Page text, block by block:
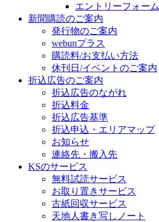
エントリーフォーム
新聞購読のご案内
発行物のご案内
webunプラス
購読料/お支払い方法
休刊日/イベントのご案内
折込広告のご案内
折込広告のながれ
折込料金
折込広告基準
折込申込・エリアマップ
お知らせ
連絡先・搬入先
KSのサービス
無料試読サービス
お取り置きサービス
古紙回収サービス
天地人書き写しノート